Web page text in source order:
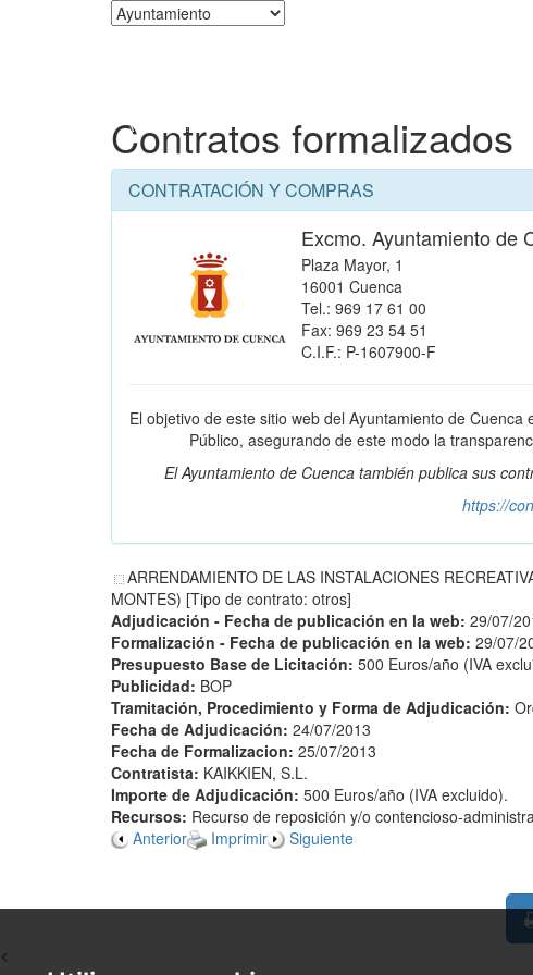
Contratos formalizados
CONTRATACIÓN Y COMPRAS
Excmo. Ayuntamiento de
Plaza Mayor, 1
16001 Cuenca
Tel.: 969 17 61 00
Fax: 969 23 54 51
C.I.F.: P-1607900-F
El objetivo de este sitio web del Ayuntamiento de
Público, asegurando de este modo la
El Ayuntamiento de Cuenca también publica sus
https://
ARRENDAMIENTO DE LAS INSTALACIONES
MONTES) [Tipo de contrato: otros]
Adjudicación - Fecha de publicación en la web: 29/07/
Formalización - Fecha de publicación en la web: 29/07/
Presupuesto Base de Licitación: 500 Euros/año (IVA
Publicidad: BOP
Tramitación, Procedimiento y Forma de Adjudicación:
Fecha de Adjudicación: 24/07/2013
Fecha de Formalizacion: 25/07/2013
Contratista: KAIKKIEN, S.L.
Importe de Adjudicación: 500 Euros/año (IVA excluido).
Recursos: Recurso de reposición y/o contencioso-
Anterior
Imprimir Siguiente
<